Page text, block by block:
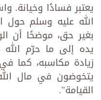
يعتبر فسادًا وخيانة.
الله عليه وسلم حول
بغير حق، موضحًا أن
يده إلى ما حرّم
زيادة مكاسبه، كما
يتخوضون في مال
القيامة".